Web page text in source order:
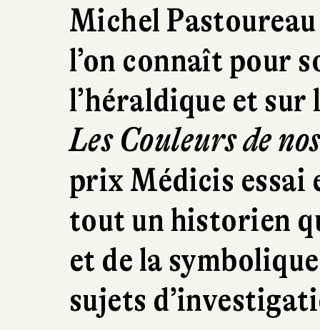
Michel
l’on connaît pour
l’héraldique et
Les Couleurs de
prix Médicis essai
tout un historien
et de la
sujets